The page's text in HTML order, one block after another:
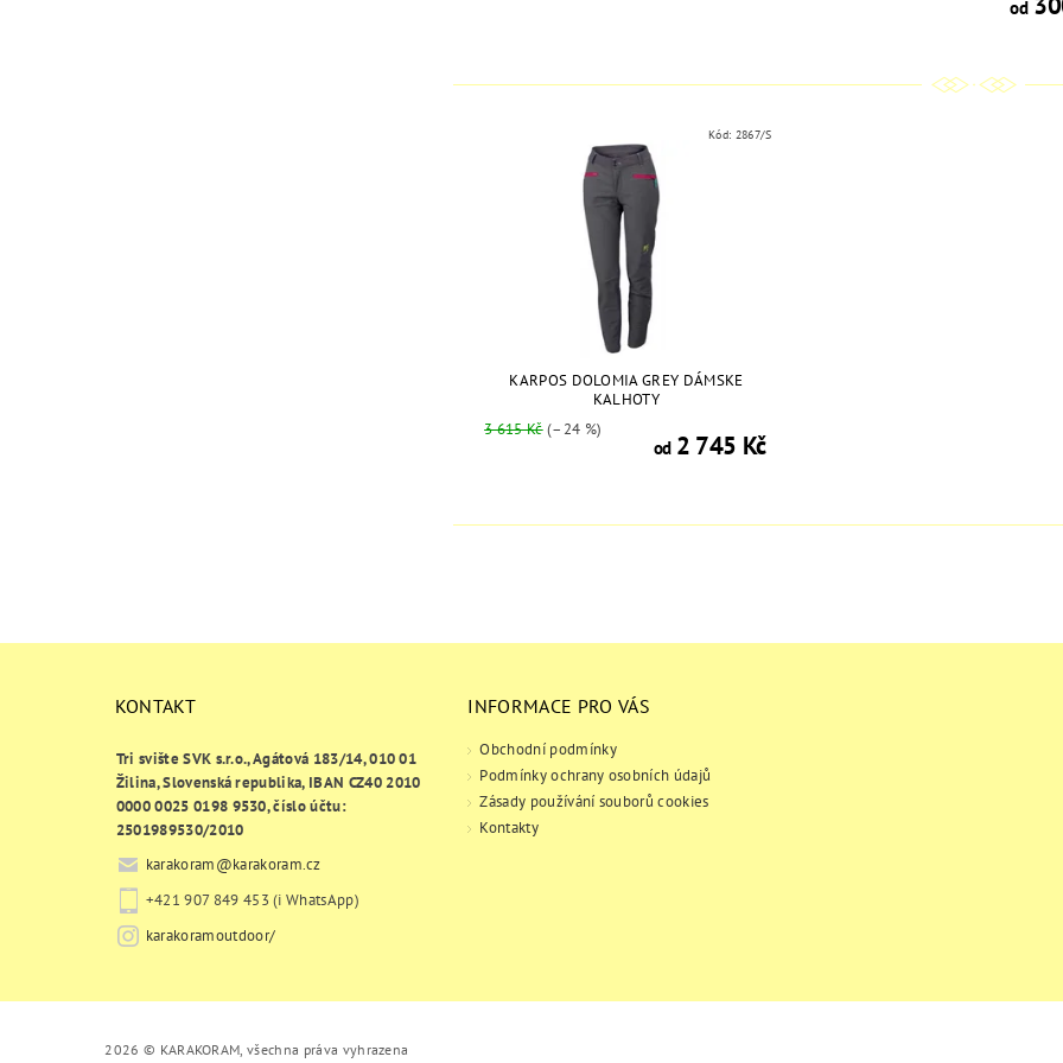
od
Kód: 2867/S
KARPOS DOLOMIA GREY DÁMSKE
KALHOTY
3 615 Kč(–24 %)
od2 745 Kč
KONTAKT
Tri svište SVK s.r.o., Agátová 183/14, 010 01
Žilina, Slovenská republika, IBAN CZ40 2010
0000 0025 0198 9530, číslo účtu:
2501989530/2010
karakoram@karakoram.cz
+421 907 849 453 (i WhatsApp)
karakoramoutdoor/
INFORMACE PRO VÁS
Obchodní podmínky
Podmínky ochrany osobních údajů
Zásady používání souborů cookies
Kontakty
2026 © KARAKORAM, všechna práva vyhrazena